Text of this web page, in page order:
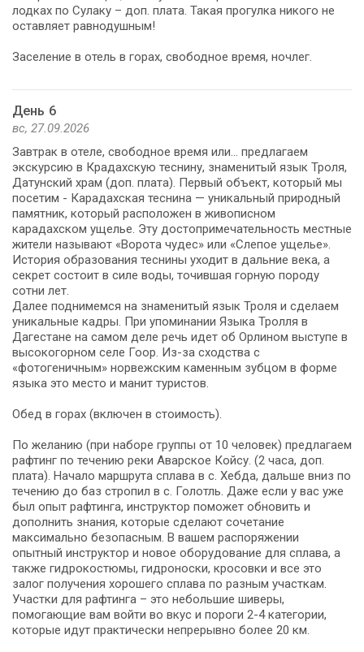
лодках по Сулаку – доп. плата. Такая прогулка никого не
оставляет равнодушным!
Заселение в отель в горах, свободное время, ночлег.
День 6
вс, 27.09.2026
Завтрак в отеле, свободное время или... предлагаем
экскурсию в Крадахскую теснину, знаменитый язык Троля,
Датунский храм (доп. плата). Первый объект, который мы
посетим - Карадахская теснина — уникальный природный
памятник, который расположен в живописном
карадахском ущелье. Эту достопримечательность местные
жители называют «Ворота чудес» или «Слепое ущелье».
История образования теснины уходит в дальние века, а
секрет состоит в силе воды, точившая горную породу
сотни лет.
Далее поднимемся на знаменитый язык Троля и сделаем
уникальные кадры. При упоминании Языка Тролля в
Дагестане на самом деле речь идет об Орлином выступе в
высокогорном селе Гоор. Из-за сходства с
«фотогеничным» норвежским каменным зубцом в форме
языка это место и манит туристов.
Обед в горах (включен в стоимость).
По желанию (при наборе группы от 10 человек) предлагаем
рафтинг по течению реки Аварское Койсу. (2 часа, доп.
плата). Начало маршрута сплава в с. Хебда, дальше вниз по
течению до баз стропил в с. Голотль. Даже если у вас уже
был опыт рафтинга, инструктор поможет обновить и
дополнить знания, которые сделают сочетание
максимально безопасным. В вашем распоряжении
опытный инструктор и новое оборудование для сплава, а
также гидрокостюмы, гидроноски, кросовки и все это
залог получения хорошего сплава по разным участкам.
Участки для рафтинга – это небольшие шиверы,
помогающие вам войти во вкус и пороги 2-4 категории,
которые идут практически непрерывно более 20 км.